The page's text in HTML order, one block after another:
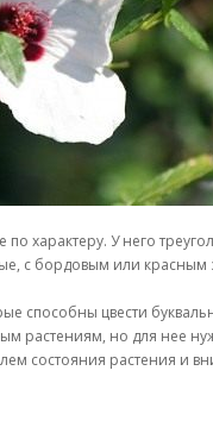
по характеру. У него
с бордовым или
способны цвести
растениям, но для нее
состояния растения и